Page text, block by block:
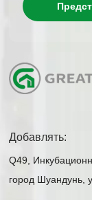
Добавлять:
Q49,
город Шуандунь,